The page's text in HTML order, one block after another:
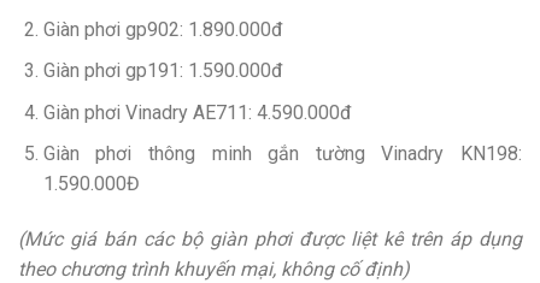
Giàn phơi gp902: 1.890.000đ
Giàn phơi gp191: 1.590.000đ
Giàn phơi Vinadry AE711: 4.590.000đ
Giàn phơi thông minh gắn tường Vinadry KN198:
1.590.000Đ
(Mức giá bán các bộ giàn phơi được liệt kê trên áp dụng
theo chương trình khuyến mại, không cố định)